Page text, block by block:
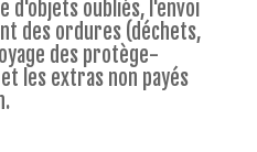
d'objets oubliés, l'envoi
des ordures (déchets,
des protège-
les extras non payés